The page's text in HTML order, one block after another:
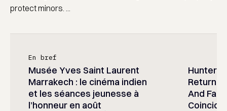
protect minors. ...
En bref
Musée Yves Saint Laurent
Marrakech : le cinéma indien
et les séances jeunesse à
l’honneur en août
Hunter
And